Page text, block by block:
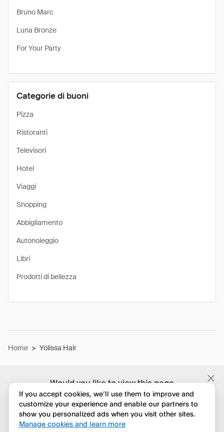
Would you like to view this page
in English?
No, continua a esplorare
Bruno Marc
Luna Bronze
For Your Party
Categorie di buoni
Pizza
Ristoranti
Televisori
Hotel
Viaggi
Shopping
Abbigliamento
Autonoleggio
Libri
Prodotti di bellezza
Home > Yolissa Hair
If you accept cookies, we’ll use them to improve and
customize your experience and enable our partners to
show you personalized ads when you visit other sites.
Manage cookies and learn more